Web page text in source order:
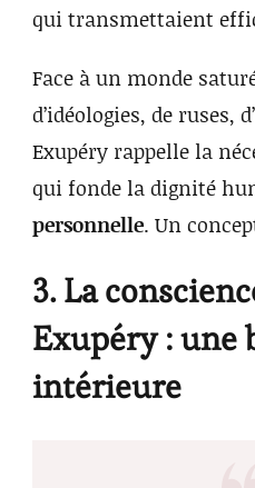
qui transmettaient
Face à un monde
d’idéologies, de ruses,
Exupéry rappelle la
qui fonde la dignité
personnelle. Un
3. La
Exupéry : une
intérieure